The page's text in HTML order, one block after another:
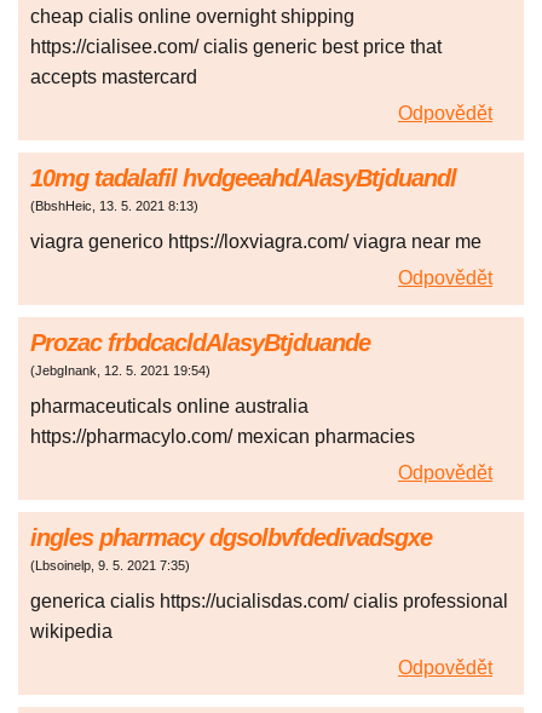
cheap cialis online overnight shipping
https://cialisee.com/ cialis generic best price that
accepts mastercard
Odpovědět
10mg tadalafil hvdgeeahdAlasyBtjduandl
(BbshHeic 13. 5. 2021 8:13)
viagra generico https://loxviagra.com/ viagra near me
Odpovědět
Prozac frbdcacldAlasyBtjduande
(JebgInank 12. 5. 2021 19:54)
pharmaceuticals online australia
https://pharmacylo.com/ mexican pharmacies
Odpovědět
ingles pharmacy dgsolbvfdedivadsgxe
( Lbsoinelp 9. 5. 2021 7:35)
generica cialis https://ucialisdas.com/ cialis professional
wikipedia
Odpovědět